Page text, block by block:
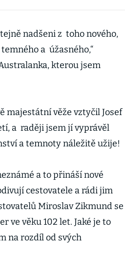
nadšeni z toho nového,
a úžasného,“
kterou jsem
majestátní věže vztyčil Josef
a raději jsem jí vyprávěl
a temnoty náležitě užije!
a to přináší nové
cestovatele a rádi jim
Miroslav Zikmund se
ve věku 102 let. Jaké je to
na rozdíl od svých